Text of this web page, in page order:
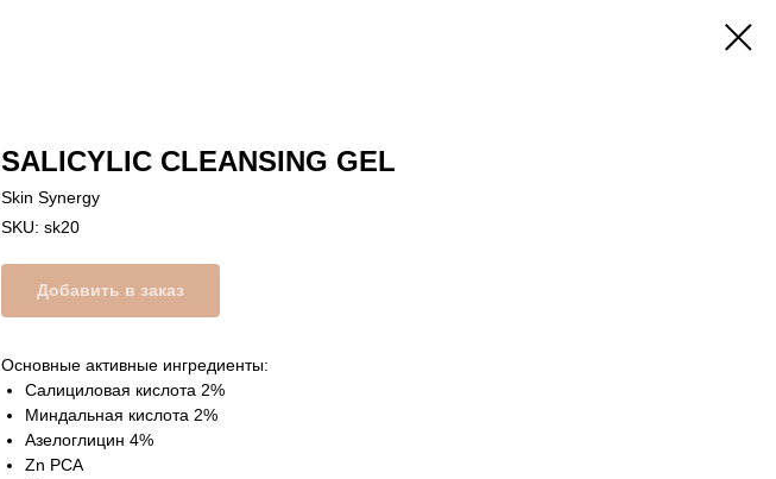
SALICYLIC CLEANSING GEL
Skin Synergy
SKU: sk20
Добавить в заказ
Основные активные ингредиенты:
Салициловая кислота 2%
Миндальная кислота 2%
Азелоглицин 4%
Zn PCA